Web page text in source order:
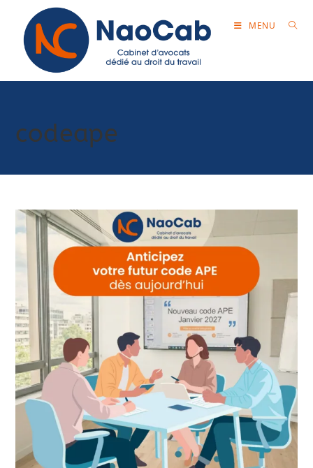
MENU
codeape